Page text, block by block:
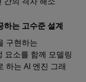
하는 고수준 설계
구현하는
요소를 함께 모델링
하는 AI 엔진 그래